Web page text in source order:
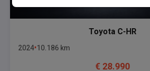
Toyota C-HR
2024 10.186 km
€ 28.990